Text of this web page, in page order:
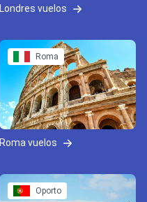
Londres vuelos
Roma
Roma vuelos
Oporto